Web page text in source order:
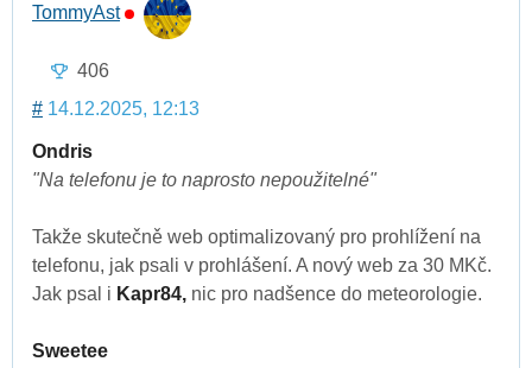
TommyAst
406
# 14.12.2025, 12:13
Ondris
"Na telefonu je to naprosto nepoužitelné"
Takže skutečně web optimalizovaný pro prohlížení na
telefonu, jak psali v prohlášení. A nový web za 30 MKč.
Jak psal i Kapr84, nic pro nadšence do meteorologie.
Sweetee